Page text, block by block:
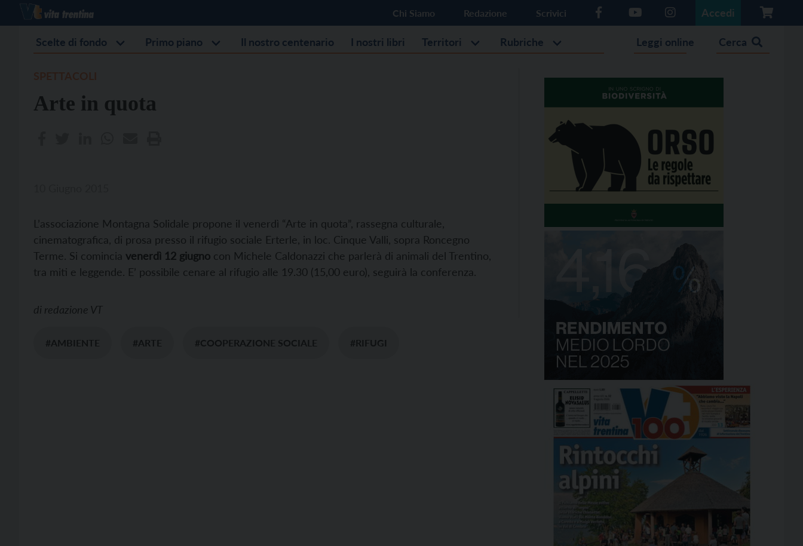
Chi Siamo Redazione Scrivici Accedi
Scelte di fondo Primo piano Il nostro centenario I nostri libri Territori Rubriche Leggi online Cerca
Arte in quota
L’associazione Montagna Solidale propone il venerdì “Arte in quota”, rassegna culturale,
cinematografica, di prosa presso il rifugio sociale Erterle, in loc. Cinque Valli, sopra Roncegno
Terme. Si comincia venerdì 12 giugno con Michele Caldonazzi che parlerà di animali del Trentino,
tra miti e leggende. E’ possibile cenare al rifugio alle 19.30 (15,00 euro), seguirà la conferenza.
di redazione VT
#AMBIENTE #ARTE #COOPERAZIONE SOCIALE #RIFUGI